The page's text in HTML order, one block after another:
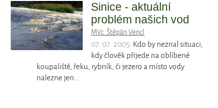
Sinice - aktuální
problém našich vod
MVc. Štěpán Vencl
07. 07. 2005: Kdo by neznal situaci,
kdy člověk přijede na oblíbené
koupaliště, řeku, rybník, či jezero a místo vody
nalezne jen…